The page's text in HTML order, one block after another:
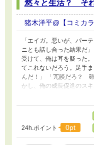
悠々と生活？ そ
猪木洋平@【コミカ
「エイガ。悪いが、パー
ニとも話し合った結果
受けて、俺は耳を疑った
てこれないだろう。足手
んだ！」 「冗談だろ？
かし、俺の成長促進のス
だ」 俺はそう反論する
たちのレベルは、もう十
今日手に入れた聖なる兜
る……」 魔道士リーファ
する。 あまりのことに、
できない。 ３人の気持ち
24h.ポイント 0pt